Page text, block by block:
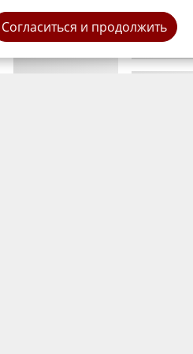
Мир
Согласиться и продолжить